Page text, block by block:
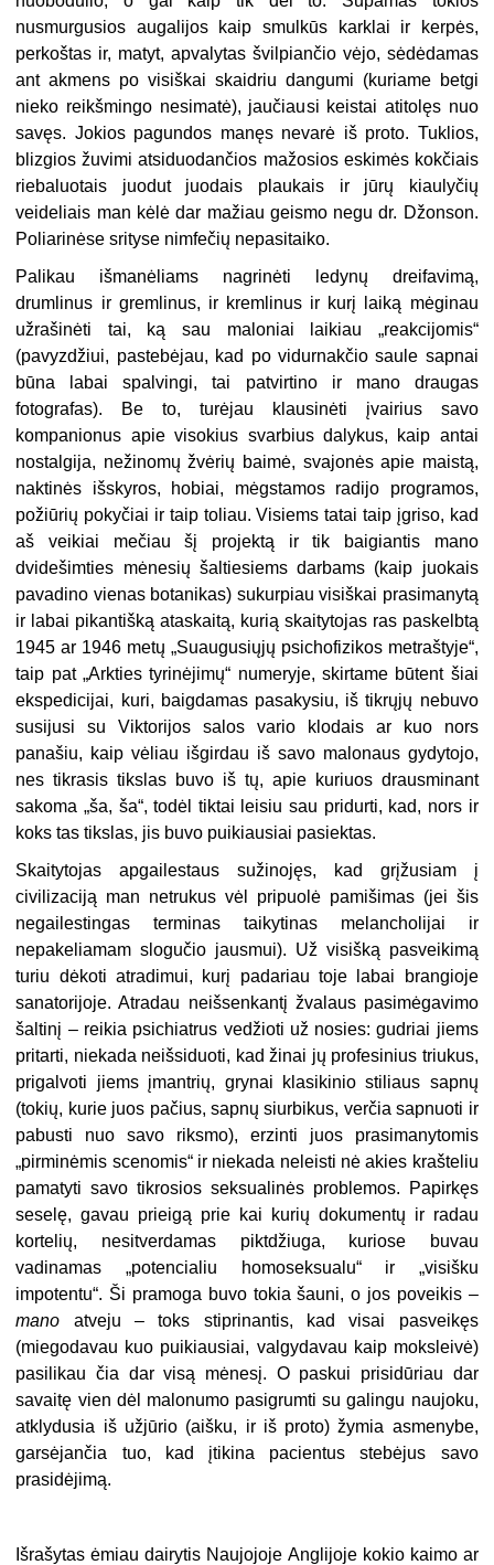
nusmurgusios augalijos kaip smulkūs karklai ir kerpės,
perkoštas ir, matyt, apvalytas švilpiančio vėjo, sėdėdamas
ant akmens po visiškai skaidriu dangumi (kuriame betgi
nieko reikšmingo nesimatė), jaučiausi keistai atitolęs nuo
savęs. Jokios pagundos manęs nevarė iš proto. Tuklios,
blizgios žuvimi atsiduodančios mažosios eskimės kokčiais
riebaluotais juodut juodais plaukais ir jūrų kiaulyčių
veideliais man kėlė dar mažiau geismo negu dr. Džonson.
Poliarinėse srityse nimfečių nepasitaiko.
Palikau išmanėliams nagrinėti ledynų dreifavimą,
drumlinus ir gremlinus, ir kremlinus ir kurį laiką mėginau
užrašinėti tai, ką sau maloniai laikiau „reakcijomis“
(pavyzdžiui, pastebėjau, kad po vidurnakčio saule sapnai
būna labai spalvingi, tai patvirtino ir mano draugas
fotografas). Be to, turėjau klausinėti įvairius savo
kompanionus apie visokius svarbius dalykus, kaip antai
nostalgija, nežinomų žvėrių baimė, svajonės apie maistą,
naktinės išskyros, hobiai, mėgstamos radijo programos,
požiūrių pokyčiai ir taip toliau. Visiems tatai taip įgriso, kad
aš veikiai mečiau šį projektą ir tik baigiantis mano
dvidešimties mėnesių šaltiesiems darbams (kaip juokais
pavadino vienas botanikas) sukurpiau visiškai prasimanytą
ir labai pikantišką ataskaitą, kurią skaitytojas ras paskelbtą
1945 ar 1946 metų „Suaugusiųjų psichofizikos metraštyje“,
taip pat „Arkties tyrinėjimų“ numeryje, skirtame būtent šiai
ekspedicijai, kuri, baigdamas pasakysiu, iš tikrųjų nebuvo
susijusi su Viktorijos salos vario klodais ar kuo nors
panašiu, kaip vėliau išgirdau iš savo malonaus gydytojo,
nes tikrasis tikslas buvo iš tų, apie kuriuos drausminant
sakoma „ša, ša“, todėl tiktai leisiu sau pridurti, kad, nors ir
koks tas tikslas, jis buvo puikiausiai pasiektas.
Skaitytojas apgailestaus sužinojęs, kad grįžusiam į
civilizaciją man netrukus vėl pripuolė pamišimas (jei šis
negailestingas terminas taikytinas melancholijai ir
nepakeliamam slogučio jausmui). Už visišką pasveikimą
turiu dėkoti atradimui, kurį padariau toje labai brangioje
sanatorijoje. Atradau neišsenkantį žvalaus pasimėgavimo
šaltinį – reikia psichiatrus vedžioti už nosies: gudriai jiems
pritarti, niekada neišsiduoti, kad žinai jų profesinius triukus,
prigalvoti jiems įmantrių, grynai klasikinio stiliaus sapnų
(tokių, kurie juos pačius, sapnų siurbikus, verčia sapnuoti ir
pabusti nuo savo riksmo), erzinti juos prasimanytomis
„pirminėmis scenomis“ ir niekada neleisti nė akies krašteliu
pamatyti savo tikrosios seksualinės problemos. Papirkęs
seselę, gavau prieigą prie kai kurių dokumentų ir radau
kortelių, nesitverdamas piktdžiuga, kuriose buvau
vadinamas „potencialiu homoseksualu“ ir „visišku
impotentu“. Ši pramoga buvo tokia šauni, o jos poveikis –
mano atveju – toks stiprinantis, kad visai pasveikęs
(miegodavau kuo puikiausiai, valgydavau kaip moksleivė)
pasilikau čia dar visą mėnesį. O paskui prisidūriau dar
savaitę vien dėl malonumo pasigrumti su galingu naujoku,
atklydusia iš užjūrio (aišku, ir iš proto) žymia asmenybe,
garsėjančia tuo, kad įtikina pacientus stebėjus savo
prasidėjimą.
Išrašytas ėmiau dairytis Naujojoje Anglijoje kokio kaimo ar